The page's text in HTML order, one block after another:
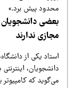
پیش برد.»
دانشجویان
ندارند
یکی از
اینترنتی با
که کامپیوتر یا